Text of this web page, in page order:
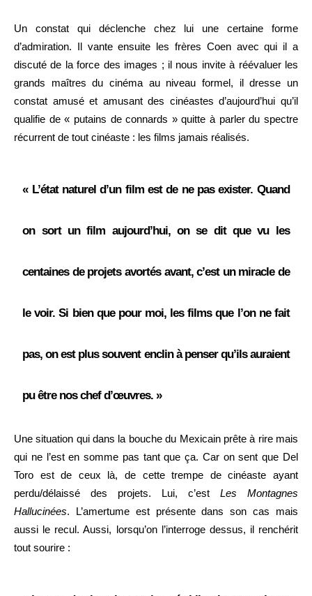
Un constat qui déclenche chez lui une certaine forme
d’admiration. Il vante ensuite les frères Coen avec qui il a
discuté de la force des images ; il nous invite à réévaluer les
grands maîtres du cinéma au niveau formel, il dresse un
constat amusé et amusant des cinéastes d’aujourd’hui qu’il
qualifie de « putains de connards » quitte à parler du spectre
récurrent de tout cinéaste : les films jamais réalisés.
« L’état naturel d’un film est de ne pas exister. Quand
on sort un film aujourd’hui, on se dit que vu les
centaines de projets avortés avant, c’est un miracle de
le voir. Si bien que pour moi, les films que l’on ne fait
pas, on est plus souvent enclin à penser qu’ils auraient
pu être nos chef d’œuvres. »
Une situation qui dans la bouche du Mexicain prête à rire mais
qui ne l’est en somme pas tant que ça. Car on sent que Del
Toro est de ceux là, de cette trempe de cinéaste ayant
perdu/délaissé des projets. Lui, c’est Les Montagnes
Hallucinées. L’amertume est présente dans son cas mais
aussi le recul. Aussi, lorsqu’on l’interroge dessus, il renchérit
tout sourire :